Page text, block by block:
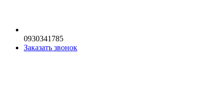
0930341785
Заказать звонок